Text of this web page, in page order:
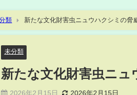
類 新たな文化財害虫ニュウハクシミの脅
未分類
新たな文化財害虫ニュ
2026年2月15日 2026年2月15日